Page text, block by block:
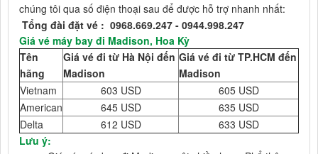
chúng tôi qua số điện thoại sau để được hỗ trợ nhanh nhất:
Tổng đài đặt vé : 0968.669.247 - 0944.998.247
Giá vé máy bay đi Madison, Hoa Kỳ
Tên
hãng
Giá vé đi từ Hà Nội đến
Madison
Giá vé đi từ TP.HCM đến
Madison
Vietnam
603 USD
605 USD
American
645 USD
635 USD
Delta
612 USD
633 USD
Lưu ý: